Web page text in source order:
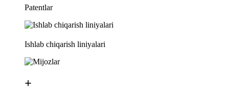
Patentlar
Ishlab chiqarish liniyalari
+